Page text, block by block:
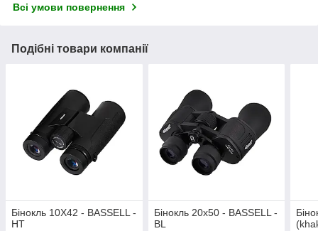
Всі умови повернення
Подібні товари компанії
Бінокль 10X42 - BASSELL -
HT
Бінокль 20x50 - BASSELL -
BL